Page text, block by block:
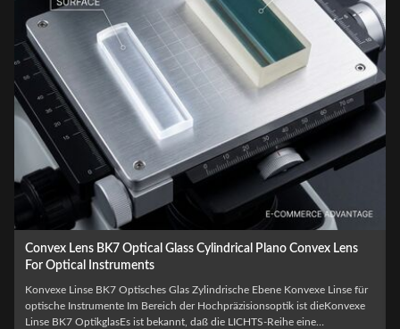
Plano-konvexe zylinderförmige Infrarotlaser-Kollimator-Linse
Flächenkonvexe zylindrische Infrarot-Laserkollimatorlinse
Produktübersicht Der Herstellungsprozess für eineFlächenkonvexe
zylindrische Infrarot-LaserkollimatorlinseDa die Oberflächenpräzision nicht
überschritten ist, ist eine fortgeschrittene CNC-Schleifmaschine und ein